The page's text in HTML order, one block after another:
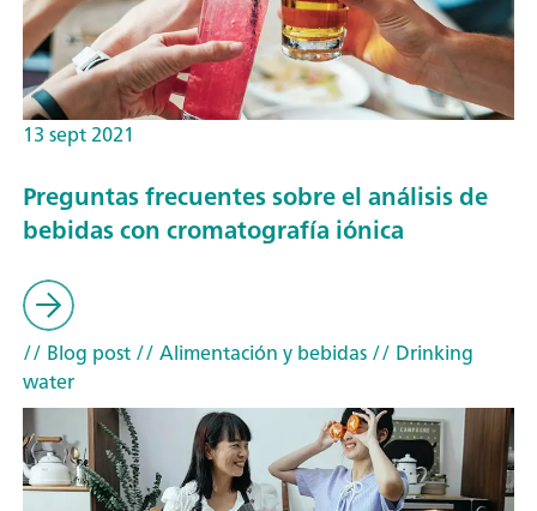
13 sept 2021
Preguntas frecuentes sobre el análisis de
bebidas con cromatografía iónica
// Blog post// Alimentación y bebidas// Drinking
water